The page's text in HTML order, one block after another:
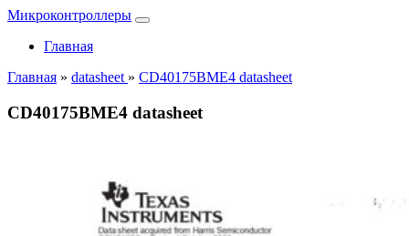
Микроконтроллеры
Главная
Главная » datasheet » CD40175BME4 datasheet
CD40175BME4 datasheet